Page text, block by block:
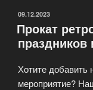
ОПУБЛИКОВАНО
09.12.2023
Прокат
праздников
Хотите добавить
мероприятие?